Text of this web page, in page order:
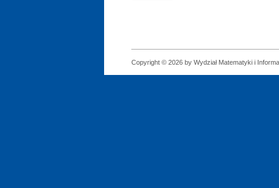
Copyright © 2026 by Wydział Matematyki i